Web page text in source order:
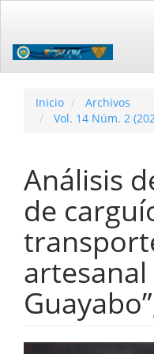
principal
Barra
Inicio
Archivos
Vol. 14 Núm. 2
Análisis
de
artesanal